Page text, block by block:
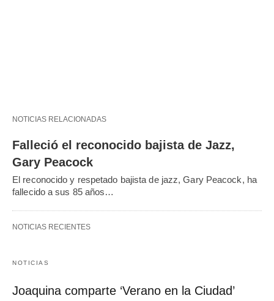
NOTICIAS RELACIONADAS
Falleció el reconocido bajista de Jazz,
Gary Peacock
El reconocido y respetado bajista de jazz, Gary Peacock, ha
fallecido a sus 85 años…
NOTICIAS RECIENTES
NOTICIAS
Joaquina comparte ‘Verano en la Ciudad’